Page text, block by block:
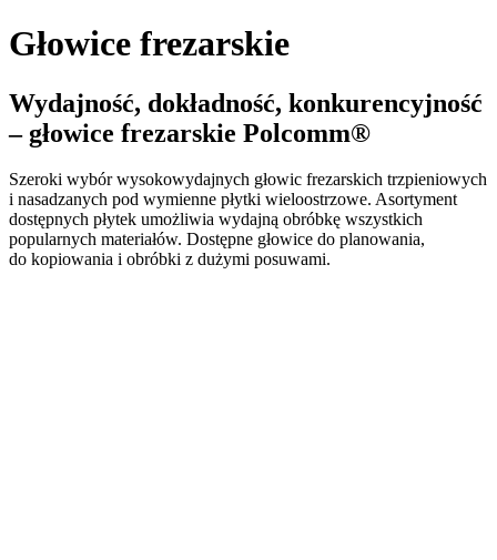
Głowice frezarskie
Wydajność, dokładność, konkurencyjność
– głowice frezarskie Polcomm®
Szeroki wybór wysokowydajnych głowic frezarskich trzpieniowych
i nasadzanych pod wymienne płytki wieloostrzowe. Asortyment
dostępnych płytek umożliwia wydajną obróbkę wszystkich
popularnych materiałów. Dostępne głowice do planowania,
do kopiowania i obróbki z dużymi posuwami.